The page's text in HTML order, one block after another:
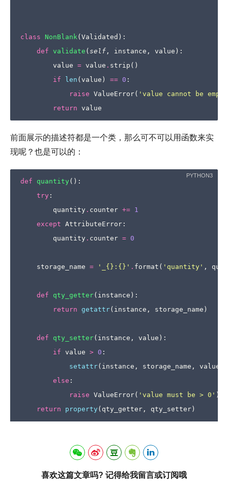
class NonBlank( Validated ):
def validate ( self , instance , value ):
value = value . strip ()
if
len ( value ) == 0 :
raise ValueError( 'value cannot be
return value
前面展示的描述符都是一个类，那么可不可以用函数来实
现呢？也是可以的：
def quantity ():
try :
quantity . counter += 1
except AttributeError :
quantity . counter = 0
storage_name = '_ {} : {} ' . format ( 'quantity' ,
def qty_getter( instance ):
return getattr( instance , storage_name )
def qty_setter( instance , value ):
if value > 0 :
setattr( instance , storage_name , value
else :
raise ValueError( 'value must be > 0' )
return
property ( qty_getter , qty_setter )
喜欢这篇文章吗? 记得给我留言或订阅哦